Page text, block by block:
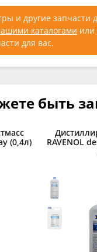
и другие запчасти
каталогами или
для вас.
быть
(0,4л)
RAVENOL